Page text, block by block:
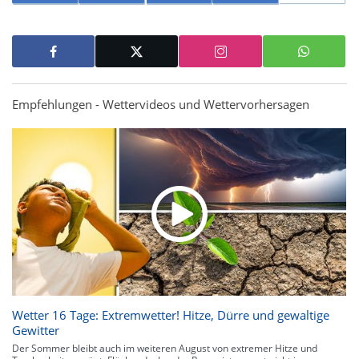
Empfehlungen - Wettervideos und Wettervorhersagen
Wetter 16 Tage: Extremwetter! Hitze, Dürre und gewaltige
Gewitter
Der Sommer bleibt auch im weiteren August von extremer Hitze und